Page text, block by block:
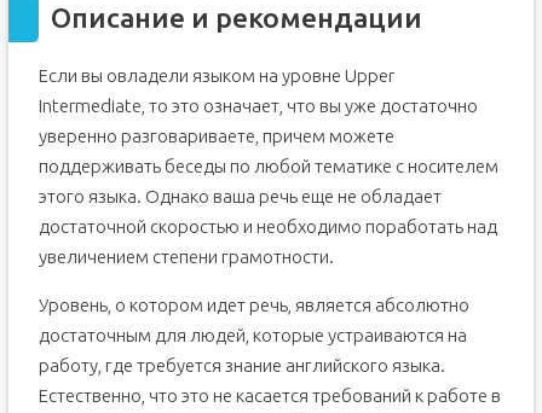
Описание и рекомендации
Если вы овладели языком на уровне Upper
Intermediate, то это означает, что вы уже достаточно
уверенно разговариваете, причем можете
поддерживать беседы по любой тематике с носителем
этого языка. Однако ваша речь еще не обладает
достаточной скоростью и необходимо поработать над
увеличением степени грамотности.
Уровень, о котором идет речь, является абсолютно
достаточным для людей, которые устраиваются на
работу, где требуется знание английского языка.
Естественно, что это не касается требований к работе в